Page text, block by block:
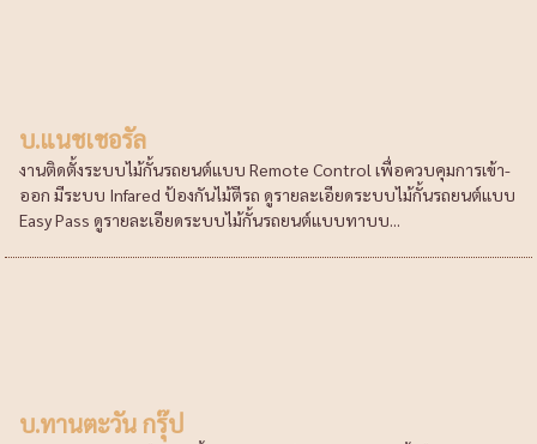
บ.แนชเชอรัล
งานติดตั้งระบบไม้กั้นรถยนต์แบบ Remote Control เพื่อควบคุมการเข้า-
ออก มีระบบ Infared ป้องกันไม้ตีรถ ดูรายละเอียดระบบไม้กั้นรถยนต์แบบ
Easy Pass ดูรายละเอียดระบบไม้กั้นรถยนต์แบบทาบบ...
บ.ทานตะวัน กรุ๊ป